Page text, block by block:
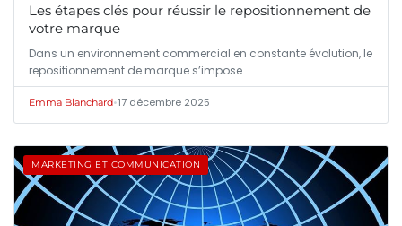
Les étapes clés pour réussir le repositionnement de
votre marque
Dans un environnement commercial en constante évolution, le
repositionnement de marque s’impose…
Emma Blanchard•17 décembre 2025
MARKETING ET COMMUNICATION